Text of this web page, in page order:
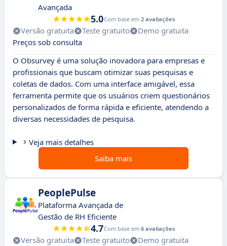
Avançada
5.0Com base em 2 avaliações
Versão gratuita Teste gratuito
Demo gratuita
Preços sob consulta
O Obsurvey é uma solução inovadora para empresas e
profissionais que buscam otimizar suas pesquisas e
coletas de dados. Com uma interface amigável, essa
ferramenta permite que os usuários criem questionários
personalizados de forma rápida e eficiente, atendendo a
diversas necessidades de pesquisa.
Veja mais detalhes
Saiba mais
PeoplePulse
Plataforma Avançada de
Gestão de RH Eficiente
4.7Com base em 6 avaliações
Versão gratuita Teste gratuito
Demo gratuita